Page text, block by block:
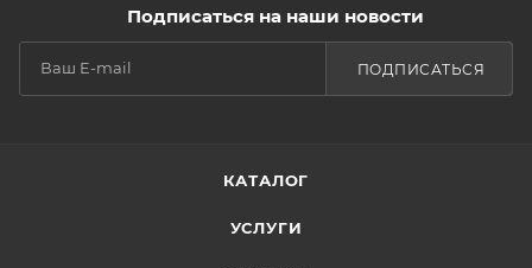
Подписаться на наши новости
ПОДПИСАТЬСЯ
КАТАЛОГ
УСЛУГИ